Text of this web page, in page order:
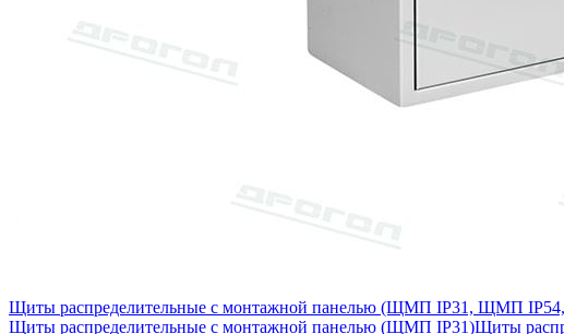
Щиты распределительные с монтажной панелью (ЩМП IP31, ЩМП
Щиты распределительные с монтажной панелью (ЩМП IP31)Щиты